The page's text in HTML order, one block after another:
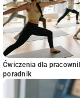
Ćwiczenia dla
poradnik